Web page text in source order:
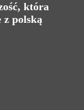
która
z polską